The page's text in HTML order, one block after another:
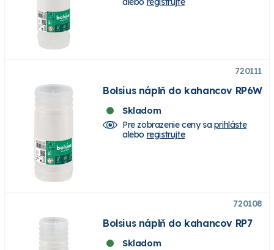
720111
Bolsius náplň do kahancov RP6W
Skladom
Pre zobrazenie ceny saprihláste
alebo registrujte
720108
Bolsius náplň do kahancov RP7
Skladom